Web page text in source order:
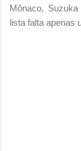
Mônaco,
lista falta apenas